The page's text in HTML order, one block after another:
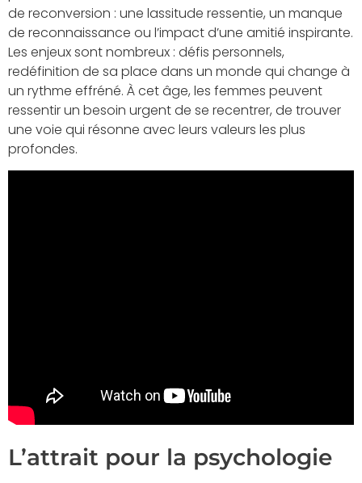
de reconversion : une lassitude ressentie, un manque
de reconnaissance ou l’impact d’une amitié inspirante.
Les enjeux sont nombreux : défis personnels,
redéfinition de sa place dans un monde qui change à
un rythme effréné. À cet âge, les femmes peuvent
ressentir un besoin urgent de se recentrer, de trouver
une voie qui résonne avec leurs valeurs les plus
profondes.
L’attrait pour la psychologie